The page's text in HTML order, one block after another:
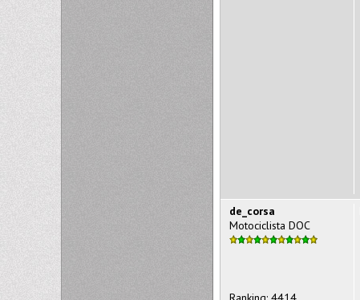
de_corsa
Motociclista DOC